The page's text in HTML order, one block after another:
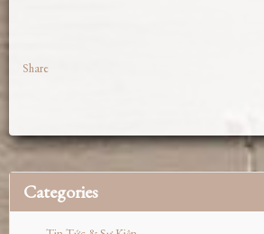
Share
Categories